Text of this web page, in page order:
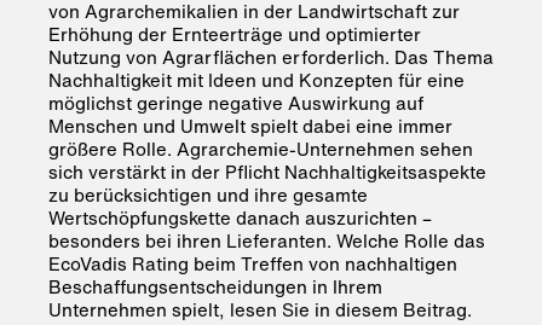
von Agrarchemikalien in der Landwirtschaft zur
Erhöhung der Ernteerträge und optimierter
Nutzung von Agrarflächen erforderlich. Das Thema
Nachhaltigkeit mit Ideen und Konzepten für eine
möglichst geringe negative Auswirkung auf
Menschen und Umwelt spielt dabei eine immer
größere Rolle. Agrarchemie-Unternehmen sehen
sich verstärkt in der Pflicht Nachhaltigkeitsaspekte
zu berücksichtigen und ihre gesamte
Wertschöpfungskette danach auszurichten –
besonders bei ihren Lieferanten. Welche Rolle das
EcoVadis Rating beim Treffen von nachhaltigen
Beschaffungsentscheidungen in Ihrem
Unternehmen spielt, lesen Sie in diesem Beitrag.